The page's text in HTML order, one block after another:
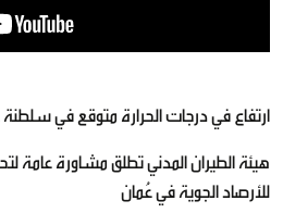
ارتفاع في درجات الحرارة متوقع في سلطنة
هيئة الطيران المدني تطلق مشاورة عامة
للأرصاد الجوية في عُمان